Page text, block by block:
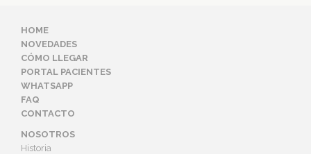
HOME
NOVEDADES
CÓMO LLEGAR
PORTAL PACIENTES
WHATSAPP
FAQ
CONTACTO
NOSOTROS
Historia